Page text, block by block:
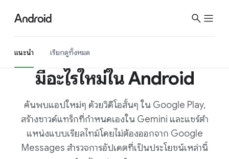
แนะนำ เรียกดูทั้งหมด
มีอะไรใหม่ใน Android
ค้นพบแอปใหม่ๆ ด้วยวิดีโอสั้นๆ ใน Google Play,
สร้างซาวด์แทร็กที่กำหนดเองใน Gemini และแชร์ตำ
แหน่งแบบเรียลไทม์โดยไม่ต้องออกจาก Google
Messages สำรวจการอัปเดตที่เป็นประโยชน์เหล่านี้